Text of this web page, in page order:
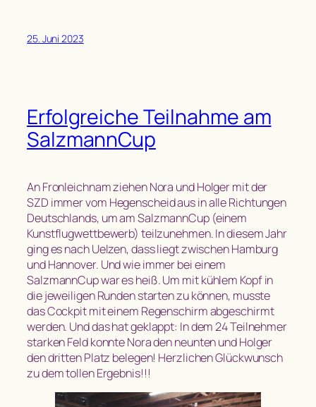
25. Juni 2023
Erfolgreiche Teilnahme am
SalzmannCup
An Fronleichnam ziehen Nora und Holger mit der
SZD immer vom Hegenscheid aus in alle Richtungen
Deutschlands, um am SalzmannCup (einem
Kunstflugwettbewerb) teilzunehmen. In diesem Jahr
ging es nach Uelzen, dass liegt zwischen Hamburg
und Hannover. Und wie immer bei einem
SalzmannCup war es heiß. Um mit kühlem Kopf in
die jeweiligen Runden starten zu können, musste
das Cockpit mit einem Regenschirm abgeschirmt
werden. Und das hat geklappt: In dem 24 Teilnehmer
starken Feld konnte Nora den neunten und Holger
den dritten Platz belegen! Herzlichen Glückwunsch
zu dem tollen Ergebnis!!!